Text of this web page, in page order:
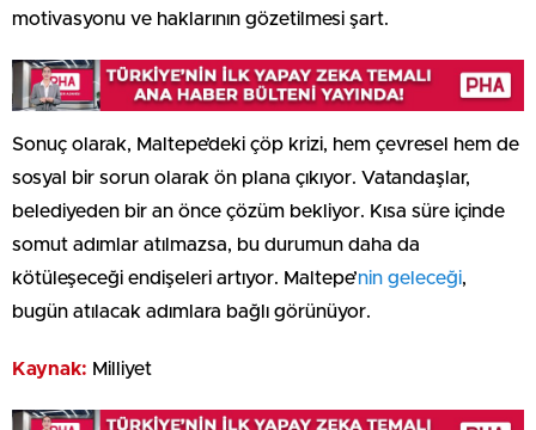
motivasyonu ve haklarının gözetilmesi şart.
Sonuç olarak, Maltepe’deki çöp krizi, hem çevresel hem de
sosyal bir sorun olarak ön plana çıkıyor. Vatandaşlar,
belediyeden bir an önce çözüm bekliyor. Kısa süre içinde
somut adımlar atılmazsa, bu durumun daha da
kötüleşeceği endişeleri artıyor. Maltepe’nin geleceği,
bugün atılacak adımlara bağlı görünüyor.
Kaynak: Milliyet